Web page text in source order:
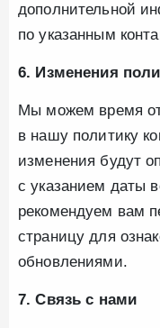
дополнительной
по указанным
6. Изменения
Мы можем время
в нашу политику
изменения будут
с указанием даты
рекомендуем вам
страницу для
обновлениями.
7. Связь с нами